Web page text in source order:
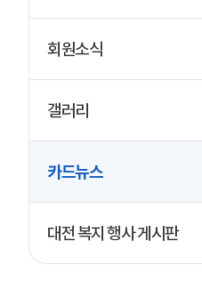
회원소식
갤러리
카드뉴스
대전 복지 행사 게시판